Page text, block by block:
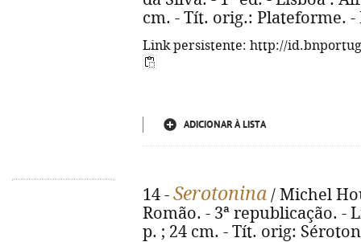
cm. - Tít. orig.: Plateforme. -
Link persistente: http://
ADICIONAR À LISTA
14 - Serotonina / Michel
Romão. - 3ª republicação. -
p. ; 24 cm. - Tít. orig: